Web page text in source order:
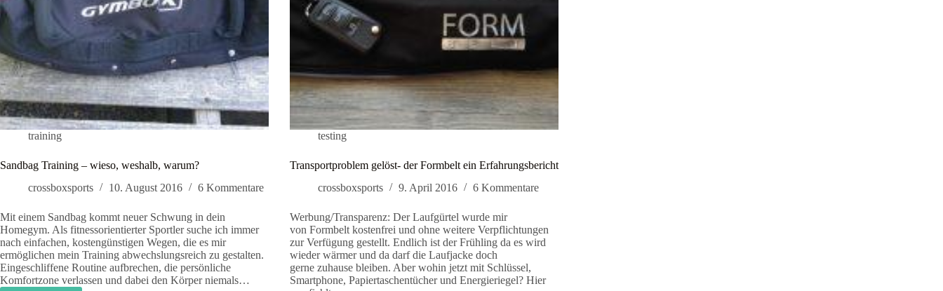
training
Sandbag Training – wieso, weshalb, warum?
crossboxsports
10. August 2016 6 Kommentare
Mit einem Sandbag kommt neuer Schwung in dein
Homegym. Als fitnessorientierter Sportler suche ich immer
nach einfachen, kostengünstigen Wegen, die es mir
ermöglichen mein Training abwechslungsreich zu gestalten.
Eingeschliffene Routine aufbrechen, die persönliche
Komfortzone verlassen und dabei den Körper niemals…
testing
Transportproblem gelöst- der Formbelt ein Erfahrungsbericht
crossboxsports
9. April 2016 6 Kommentare
Werbung/Transparenz: Der Laufgürtel wurde mir
von Formbelt kostenfrei und ohne weitere Verpflichtungen
zur Verfügung gestellt. Endlich ist der Frühling da es wird
wieder wärmer und da darf die Laufjacke doch
gerne zuhause bleiben. Aber wohin jetzt mit Schlüssel,
Smartphone, Papiertaschentücher und Energieriegel? Hier